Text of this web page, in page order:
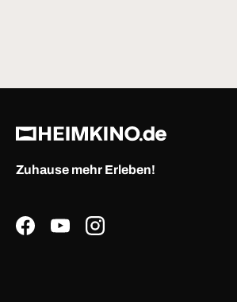
Zuhause mehr Erleben!
FacebookYouTubeInstagram